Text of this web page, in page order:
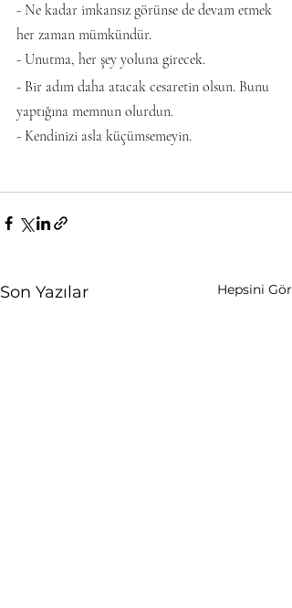
- Ne kadar imkansız görünse de devam etmek
her zaman mümkündür.
- Unutma, her şey yoluna girecek.
- Bir adım daha atacak cesaretin olsun. Bunu
yaptığına memnun olurdun.
- Kendinizi asla küçümsemeyin.
Son Yazılar Hepsini Gör